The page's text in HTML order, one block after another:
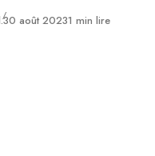
Publié
30 août 20231 min lire